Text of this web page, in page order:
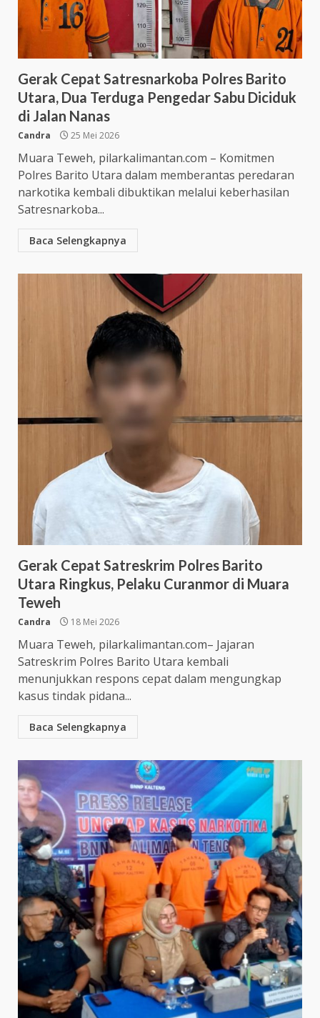
Gerak Cepat Satresnarkoba Polres Barito
Utara, Dua Terduga Pengedar Sabu Diciduk
di Jalan Nanas
Candra 25 Mei 2026
Muara Teweh, pilarkalimantan.com – Komitmen
Polres Barito Utara dalam memberantas peredaran
narkotika kembali dibuktikan melalui keberhasilan
Satresnarkoba...
Baca Selengkapnya
Gerak Cepat Satreskrim Polres Barito
Utara Ringkus, Pelaku Curanmor di Muara
Teweh
Candra 18 Mei 2026
Muara Teweh, pilarkalimantan.com– Jajaran
Satreskrim Polres Barito Utara kembali
menunjukkan respons cepat dalam mengungkap
kasus tindak pidana...
Baca Selengkapnya